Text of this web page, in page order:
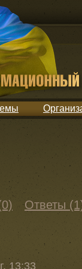
Ответы
13:33